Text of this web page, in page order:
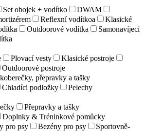
Set obojek + vodítko
DWAM
Reflexní vodítkoa
Klasické
Outdoorové vodítka
Samonavíjecí
Plovací vesty
Klasické postroje
Outdoorové postroje
přepravky a tašky
Chladíci podložky
Pelechy
Přepravky a tašky
Doplnky & Tréninkové pomůcky
pro psy
Bezény pro psy
Sportovně-